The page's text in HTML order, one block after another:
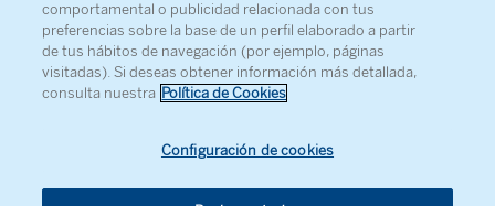
Recibe información sobre nuestra actividad
comportamental o publicidad relacionada con tus
preferencias sobre la base de un perfil elaborado a partir
de tus hábitos de navegación (por ejemplo, páginas
visitadas). Si deseas obtener información más detallada,
consulta nuestra Política de Cookies
Configuración de cookies